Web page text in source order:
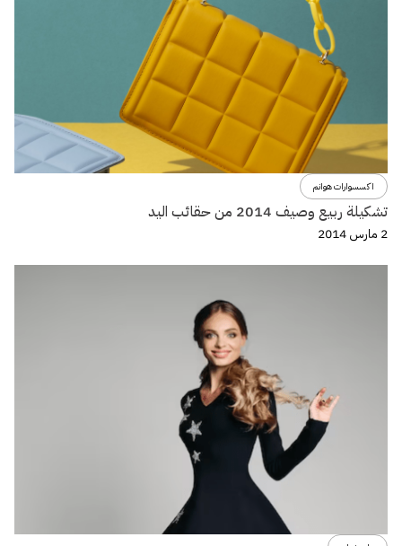
اكسسوارات هوانم
تشكيلة ربيع وصيف 2014 من حقائب اليد
2 مارس 2014